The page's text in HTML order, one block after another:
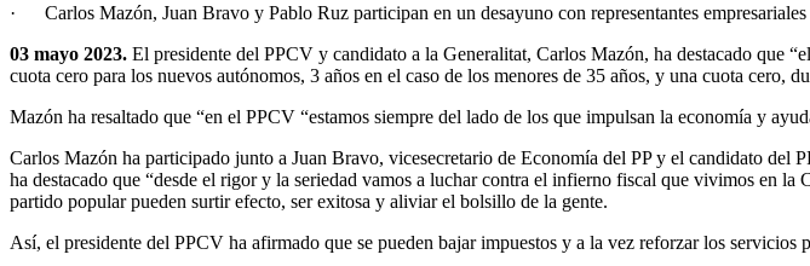
· Carlos Mazón, Juan Bravo y Pablo Ruz participan en un desayuno con representantes
03 mayo 2023. El presidente del PPCV y candidato a la Generalitat, Carlos Mazón, ha destacado que
cuota cero para los nuevos autónomos, 3 años en el caso de los menores de 35 años, y una cuota cero,
Mazón ha resaltado que “en el PPCV “estamos siempre del lado de los que impulsan la economía y
Carlos Mazón ha participado junto a Juan Bravo, vicesecretario de Economía del PP y el candidato del
ha destacado que “desde el rigor y la seriedad vamos a luchar contra el infierno fiscal que vivimos en
partido popular pueden surtir efecto, ser exitosa y aliviar el bolsillo de la gente.
Así, el presidente del PPCV ha afirmado que se pueden bajar impuestos y a la vez reforzar los